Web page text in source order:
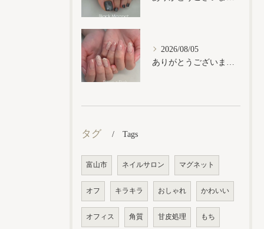
2026/08/05
タグ Tags
富山市 ネイルサロン マグネット
オフ キラキラ おしゃれ かわいい
オフィス 角質 甘皮処理 もち